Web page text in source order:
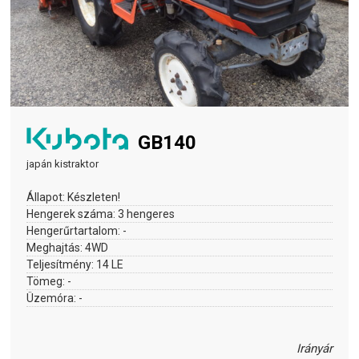
GB140
japán kistraktor
Állapot: Készleten!
Hengerek száma:3 hengeres
Hengerűrtartalom: -
Meghajtás:4WD
Teljesítmény: 14 LE
Tömeg: -
Üzemóra: -
Irányár